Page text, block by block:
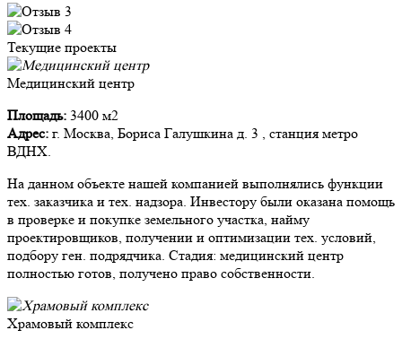
Текущие проекты
Медицинский центр
Площадь: 3400 м2
Адрес: г. Москва, Бориса Галушкина д. 3 , станция метро
ВДНХ.
На данном объекте нашей компанией выполнялись функции
тех. заказчика и тех. надзора. Инвестору были оказана помощь
в проверке и покупке земельного участка, найму
проектировщиков, получении и оптимизации тех. условий,
подбору ген. подрядчика. Стадия: медицинский центр
полностью готов, получено право собственности.
Храмовый комплекс